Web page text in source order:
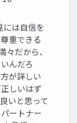
には自信を
重できる
々だから、
んだろ
が詳しい
しいはず
いと思って
ートナー